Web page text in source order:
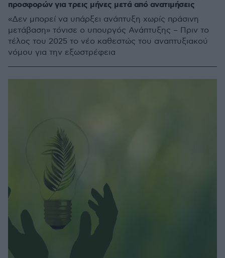
προσφορών για τρεις μήνες μετά από ανατιμήσεις
«Δεν μπορεί να υπάρξει ανάπτυξη χωρίς πράσινη
μετάβαση» τόνισε ο υπουργός Ανάπτυξης – Πριν το
τέλος του 2025 το νέο καθεστώς του αναπτυξιακού
νόμου για την εξωστρέφεια